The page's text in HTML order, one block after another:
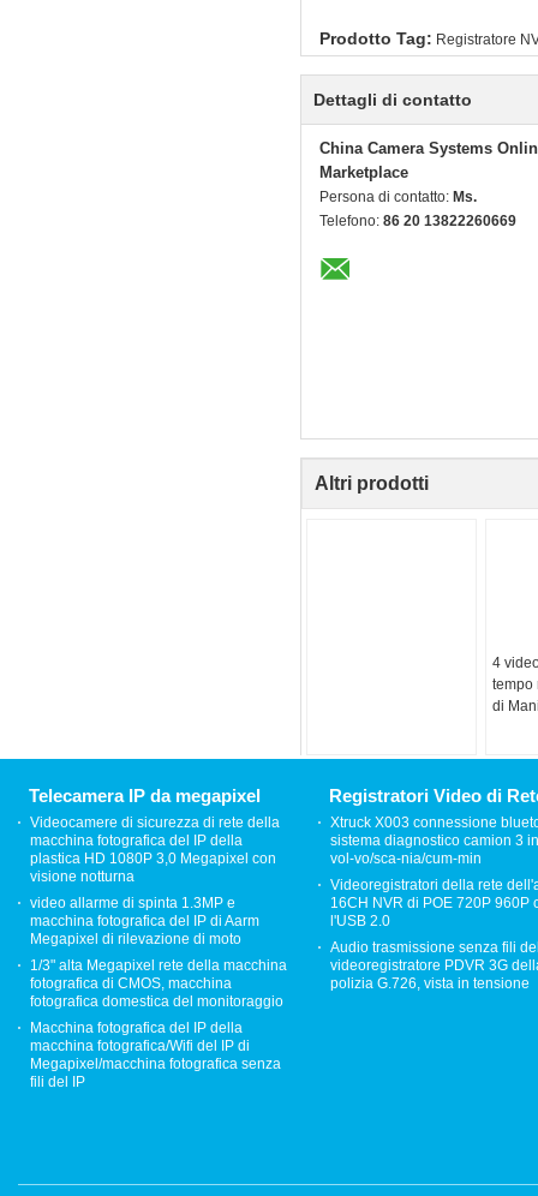
Prodotto Tag: Registratore
Dettagli di contatto
China Camera Systems
Marketplace
Persona di contatto: Ms.
Telefono: 86 20 13822260669
Altri prodotti
4
tempo
di
Telecamera IP da megapixel
Videocamere di sicurezza di rete della
macchina fotografica del IP della
plastica HD 1080P 3,0 Megapixel con
visione notturna
video allarme di spinta 1.3MP e
macchina fotografica del IP di Aarm
Megapixel di rilevazione di moto
1/3" alta Megapixel rete della macchina
fotografica di CMOS, macchina
fotografica domestica del monitoraggio
Macchina fotografica del IP della
macchina fotografica/Wifi del IP di
Megapixel/macchina fotografica senza
fili del IP
Registratori Video di
Xtruck X003 connessione
sistema diagnostico camion 3
vol-vo/sca-nia/cum-min
Videoregistratori della rete
16CH NVR di POE 720P 960P
l'USB 2.0
Audio trasmissione senza fili
videoregistratore PDVR 3G
polizia G.726, vista in tensione